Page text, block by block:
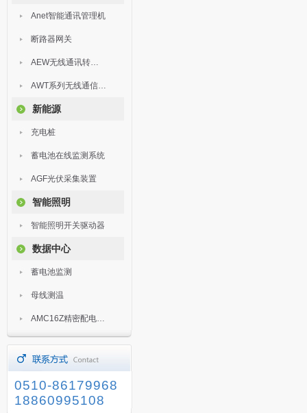
Anet智能通讯管理机
断路器网关
AEW无线通讯转换器
AWT系列无线通信终端
新能源
充电桩
蓄电池在线监测系统
AGF光伏采集装置
智能照明
智能照明开关驱动器
数据中心
蓄电池监测
母线测温
AMC16Z精密配电监控装置
0510-86179968
18860995108